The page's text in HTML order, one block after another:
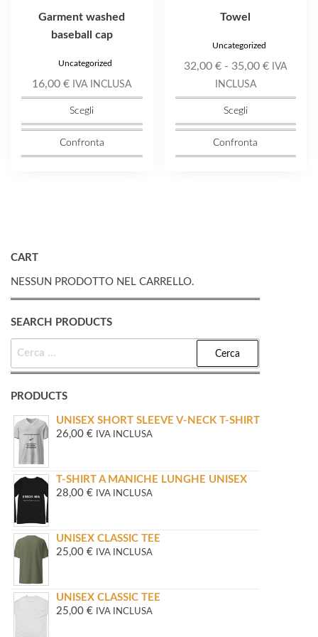
Garment washed
baseball cap
Uncategorized
16,00€ IVA INCLUSA
Scegli
Confronta
Towel
Uncategorized
32,00€ - 35,00€Fascia
prezzo:
a
IVA
INCLUSA
Scegli
Confronta
CART
NESSUN PRODOTTO NEL CARRELLO.
SEARCH PRODUCTS
PRODUCTS
UNISEX SHORT SLEEVE V-NECK T-SHIRT
26,00 € IVA INCLUSA
T-SHIRT A MANICHE LUNGHE UNISEX
28,00 € IVA INCLUSA
UNISEX CLASSIC TEE
25,00 € IVA INCLUSA
UNISEX CLASSIC TEE
25,00 € IVA INCLUSA